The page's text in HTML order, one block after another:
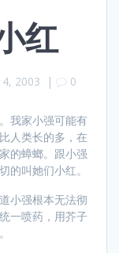
红
2003 | 0
我家小强可能有
人类长的多，在
的蟑螂。跟小强
的叫她们小红。
小强根本无法彻
一喷药，用芥子